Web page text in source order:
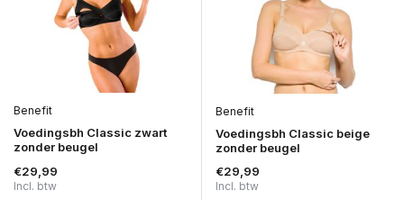
Benefit
Voedingsbh Classic zwart
zonder beugel
€29,99
Incl. btw
Benefit
Voedingsbh Classic beige
zonder beugel
€29,99
Incl. btw